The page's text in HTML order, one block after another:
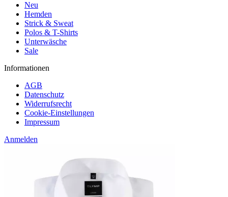
Neu
Hemden
Strick & Sweat
Polos & T-Shirts
Unterwäsche
Sale
Informationen
AGB
Datenschutz
Widerrufsrecht
Cookie-Einstellungen
Impressum
Anmelden